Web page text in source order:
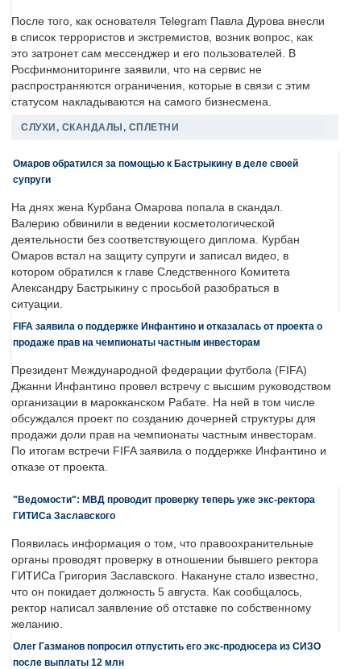
После того, как основателя Telegram Павла Дурова внесли
в список террористов и экстремистов, возник вопрос, как
это затронет сам мессенджер и его пользователей. В
Росфинмониторинге заявили, что на сервис не
распространяются ограничения, которые в связи с этим
статусом накладываются на самого бизнесмена.
СЛУХИ, СКАНДАЛЫ, СПЛЕТНИ
Омаров обратился за помощью к Бастрыкину в деле своей
супруги
На днях жена Курбана Омарова попала в скандал.
Валерию обвинили в ведении косметологической
деятельности без соответствующего диплома. Курбан
Омаров встал на защиту супруги и записал видео, в
котором обратился к главе Следственного Комитета
Александру Бастрыкину с просьбой разобраться в
ситуации.
FIFA заявила о поддержке Инфантино и отказалась от проекта о
продаже прав на чемпионаты частным инвесторам
Президент Международной федерации футбола (FIFA)
Джанни Инфантино провел встречу с высшим руководством
организации в марокканском Рабате. На ней в том числе
обсуждался проект по созданию дочерней структуры для
продажи доли прав на чемпионаты частным инвесторам.
По итогам встречи FIFA заявила о поддержке Инфантино и
отказе от проекта.
"Ведомости": МВД проводит проверку теперь уже экс-ректора
ГИТИСа Заславского
Появилась информация о том, что правоохранительные
органы проводят проверку в отношении бывшего ректора
ГИТИСа Григория Заславского. Накануне стало известно,
что он покидает должность 5 августа. Как сообщалось,
ректор написал заявление об отставке по собственному
желанию.
Олег Газманов попросил отпустить его экс-продюсера из СИЗО
после выплаты 12 млн